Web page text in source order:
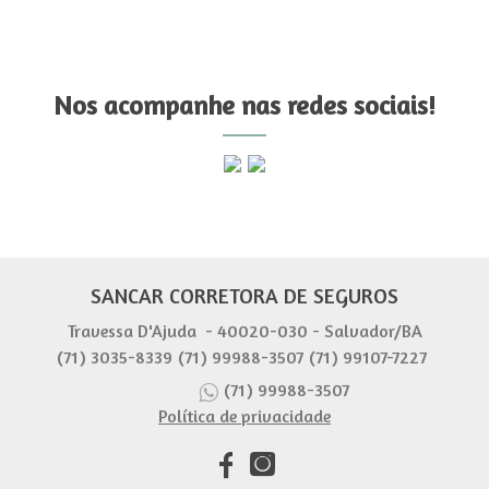
Nos acompanhe nas redes sociais!
SANCAR CORRETORA DE SEGUROS
Travessa D'Ajuda - 40020-030 - Salvador/BA
(71) 3035-8339 (71) 99988-3507 (71) 99107-7227
(71) 99988-3507
Política de privacidade